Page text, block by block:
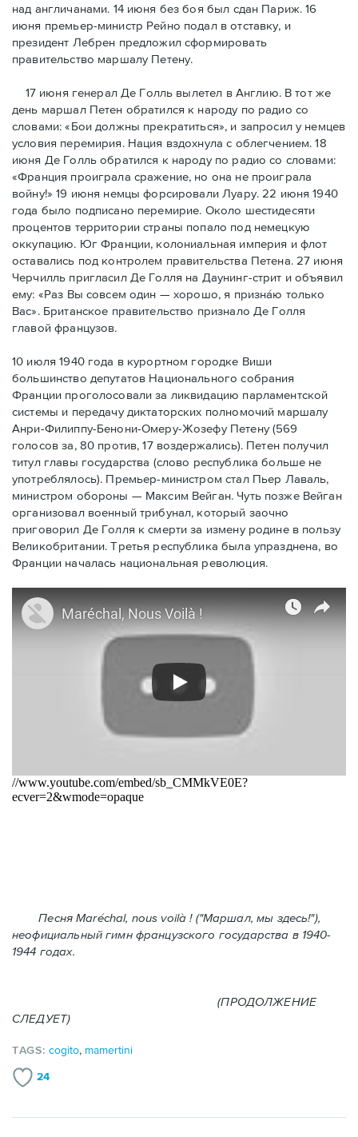
над англичанами. 14 июня без боя был сдан Париж. 16
июня премьер-министр Рейно подал в отставку, и
президент Лебрен предложил сформировать
правительство маршалу Петену.
17 июня генерал Де Голль вылетел в Англию. В тот же
день маршал Петен обратился к народу по радио со
словами: «Бои должны прекратиться», и запросил у немцев
условия перемирия. Нация вздохнула с облегчением. 18
июня Де Голль обратился к народу по радио со словами:
«Франция проиграла сражение, но она не проиграла
войну!» 19 июня немцы форсировали Луару. 22 июня 1940
года было подписано перемирие. Около шестидесяти
процентов территории страны попало под немецкую
оккупацию. Юг Франции, колониальная империя и флот
оставались под контролем правительства Петена. 27 июня
Черчилль пригласил Де Голля на Даунинг-стрит и объявил
ему: «Раз Вы совсем один — хорошо, я признáю только
Вас». Британское правительство признало Де Голля
главой французов.
10 июля 1940 года в курортном городке Виши
большинство депутатов Национального собрания
Франции проголосовали за ликвидацию парламентской
системы и передачу диктаторских полномочий маршалу
Анри-Филиппу-Бенони-Омеру-Жозефу Петену (569
голосов за, 80 против, 17 воздержались). Петен получил
титул главы государства (слово республика больше не
употреблялось). Премьер-министром стал Пьер Лаваль,
министром обороны — Максим Вейган. Чуть позже Вейган
организовал военный трибунал, который заочно
приговорил Де Голля к смерти за измену родине в пользу
Великобритании. Третья республика была упразднена, во
Франции началась национальная революция.
Песня Maréchal, nous voilà ! ("Маршал, мы здесь!"),
неофициальный гимн французского государства в 1940-
1944 годах.
(ПРОДОЛЖЕНИЕ
СЛЕДУЕТ)
TAGS:cogito, mamertini
24